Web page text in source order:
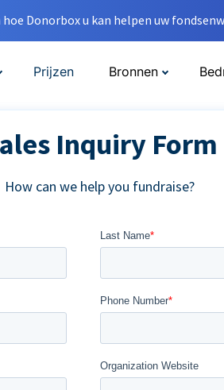
Donorbox u kan helpen uw
Prijzen Bronnen
Inquiry Form
How can we help you fundraise?